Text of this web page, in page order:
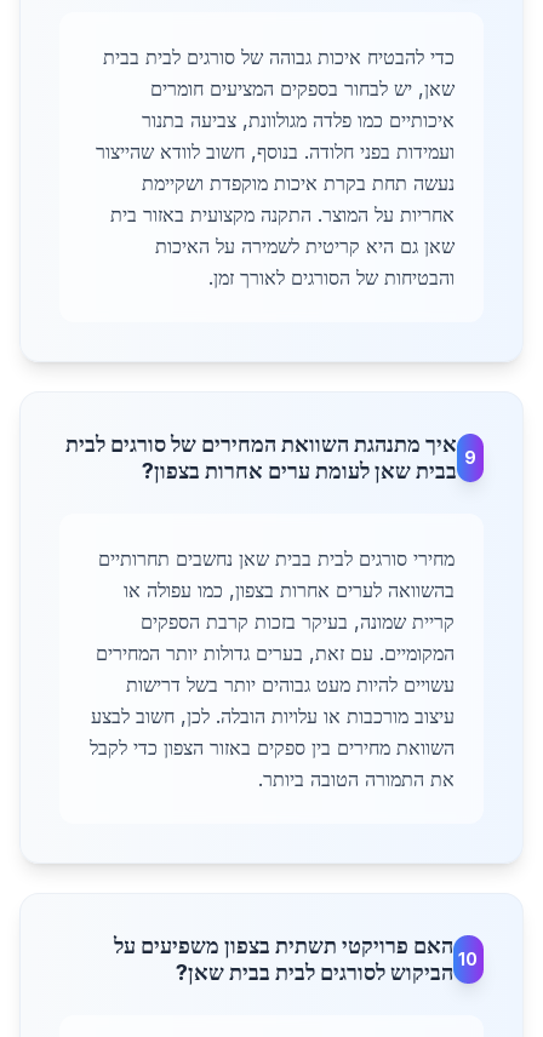
כדי להבטיח איכות גבוהה של סורגים לבית בבית
שאן, יש לבחור בספקים המציעים חומרים
איכותיים כמו פלדה מגולוונת, צביעה בתנור
ועמידות בפני חלודה. בנוסף, חשוב לוודא שהייצור
נעשה תחת בקרת איכות מוקפדת ושקיימת
אחריות על המוצר. התקנה מקצועית באזור בית
שאן גם היא קריטית לשמירה על האיכות
והבטיחות של הסורגים לאורך זמן.
9
איך מתנהגת השוואת המחירים של סורגים לבית
בבית שאן לעומת ערים אחרות בצפון?
מחירי סורגים לבית בבית שאן נחשבים תחרותיים
בהשוואה לערים אחרות בצפון, כמו עפולה או
קריית שמונה, בעיקר בזכות קרבת הספקים
המקומיים. עם זאת, בערים גדולות יותר המחירים
עשויים להיות מעט גבוהים יותר בשל דרישות
עיצוב מורכבות או עלויות הובלה. לכן, חשוב לבצע
השוואת מחירים בין ספקים באזור הצפון כדי לקבל
את התמורה הטובה ביותר.
10
האם פרויקטי תשתית בצפון משפיעים על
הביקוש לסורגים לבית בבית שאן?